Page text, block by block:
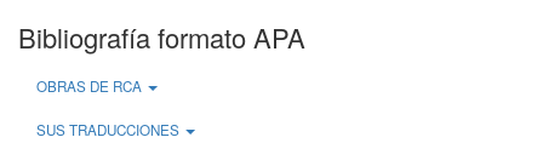
Bibliografía formato APA
OBRAS DE RCA
SUS TRADUCCIONES